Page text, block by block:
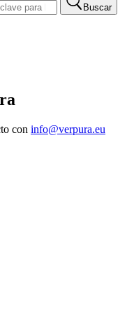
Buscar
con info@verpura.eu